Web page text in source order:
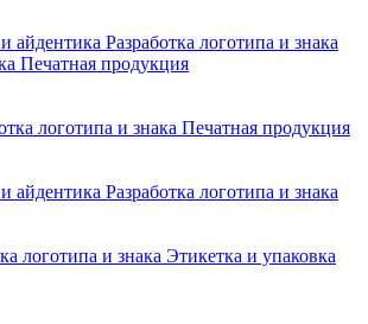
айдентика Разработка логотипа и знака
Печатная продукция
логотипа и знака Печатная продукция
айдентика Разработка логотипа и знака
логотипа и знака Этикетка и упаковка